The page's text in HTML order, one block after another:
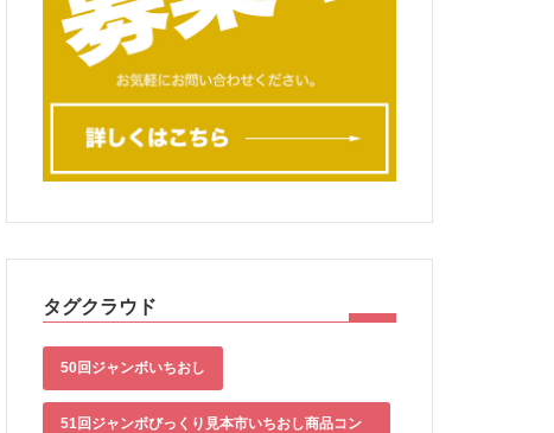
タグクラウド
50回ジャンボいちおし
51回ジャンボびっくり見本市いちおし商品コン